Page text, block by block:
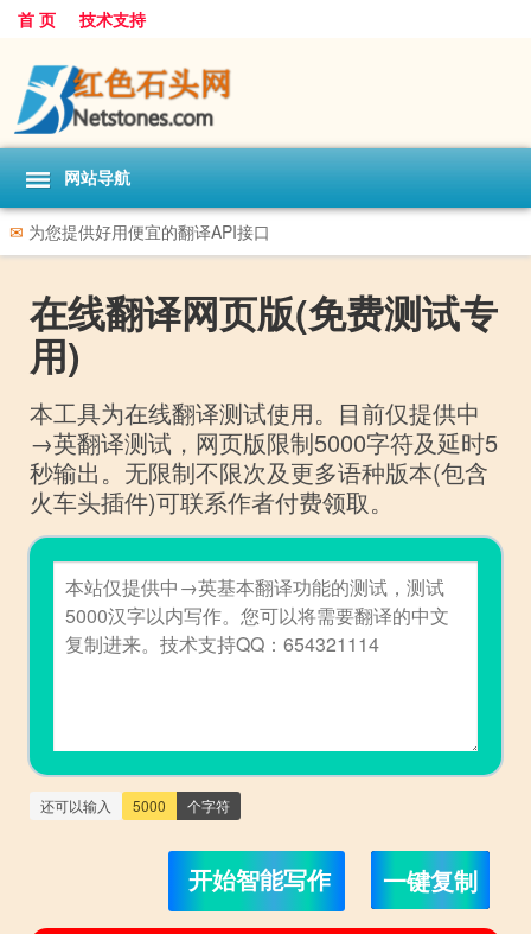
首 页 技术支持
网站导航
✉ 为您提供好用便宜的翻译API接口
在线翻译网页版(免费测试专
用)
本工具为在线翻译测试使用。目前仅提供中
→英翻译测试，网页版限制5000字符及延时5
秒输出。无限制不限次及更多语种版本(包含
火车头插件)可联系作者付费领取。
还可以输入 5000 个字符
一键复制